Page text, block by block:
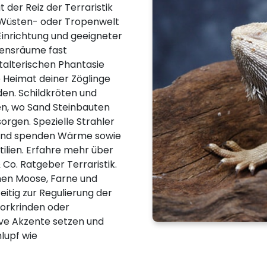
der Reiz der Terraristik
oder Tropenwelt
und geeigneter
fast
Phantasie
deiner Zöglinge
Schildkröten und
wo Sand Steinbauten
Spezielle Strahler
spenden Wärme sowie
Erfahre mehr über
Ratgeber Terraristik.
Moose, Farne und
zur Regulierung der
oder
Akzente setzen und
wie